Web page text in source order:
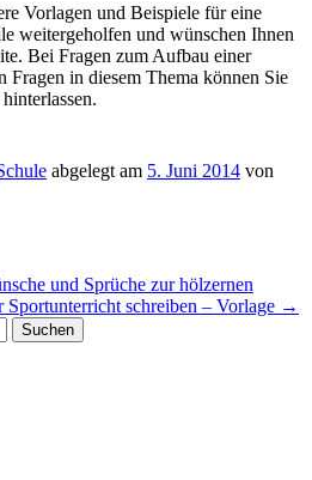
Vorlagen und Beispiele für eine
weitergeholfen und wünschen Ihnen
Bei Fragen zum Aufbau einer
Fragen in diesem Thema können Sie
abgelegt am 5. Juni 2014 von
und Sprüche zur hölzernen
schreiben – Vorlage →